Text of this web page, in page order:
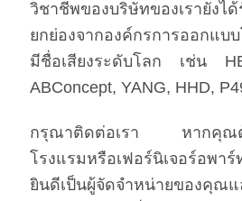
วิชาชีพของบริษัทของเรายังไ
ยกย่องจากองค์กรการออกแบ
มีชื่อเสียงระดับโลก เช่น
ABConcept, YANG, HHD,
กรุณาติดต่อเรา หากคุณต้อ
โรงแรมหรือเฟอร์นิเจอร์อพา
ยินดีเป็นผู้จัดจําหน่ายของคุณ